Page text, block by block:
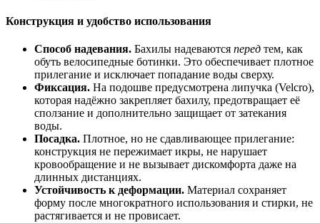
Конструкция и удобство использования
Способ надевания. Бахилы надеваются перед тем, как
обуть велосипедные ботинки. Это обеспечивает плотное
прилегание и исключает попадание воды сверху.
Фиксация. На подошве предусмотрена липучка (Velcro),
которая надёжно закрепляет бахилу, предотвращает её
сползание и дополнительно защищает от затекания
воды.
Посадка. Плотное, но не сдавливающее прилегание:
конструкция не пережимает икры, не нарушает
кровообращение и не вызывает дискомфорта даже на
длинных дистанциях.
Устойчивость к деформации. Материал сохраняет
форму после многократного использования и стирки, не
растягивается и не провисает.